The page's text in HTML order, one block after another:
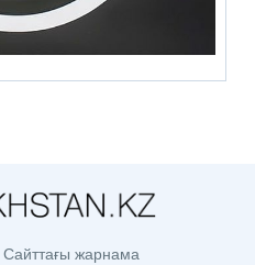
Сайттағы жарнама